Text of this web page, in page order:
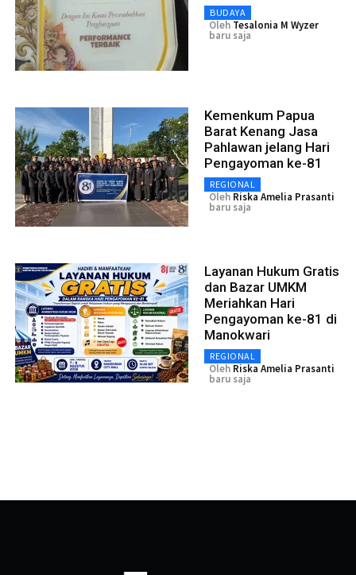
BUDAYA
Oleh Tesalonia M Wyzer
baru saja
Kemenkum Papua
Barat Kenang Jasa
Pahlawan jelang Hari
Pengayoman ke-81
REGIONAL
Oleh Riska Amelia Prasanti
baru saja
Layanan Hukum Gratis
dan Bazar UMKM
Meriahkan Hari
Pengayoman ke-81 di
Manokwari
REGIONAL
Oleh Riska Amelia Prasanti
baru saja